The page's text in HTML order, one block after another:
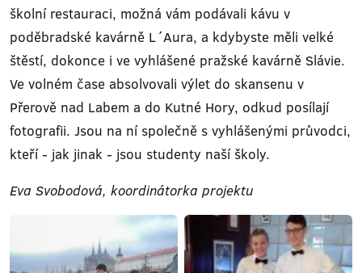
školní restauraci, možná vám podávali kávu v
poděbradské kavárně L´Aura, a kdybyste měli velké
štěstí, dokonce i ve vyhlášené pražské kavárně Slávie.
Ve volném čase absolvovali výlet do skansenu v
Přerově nad Labem a do Kutné Hory, odkud posílají
fotografii. Jsou na ní společně s vyhlášenými průvodci,
kteří - jak jinak - jsou studenty naší školy.
Eva Svobodová, koordinátorka projektu